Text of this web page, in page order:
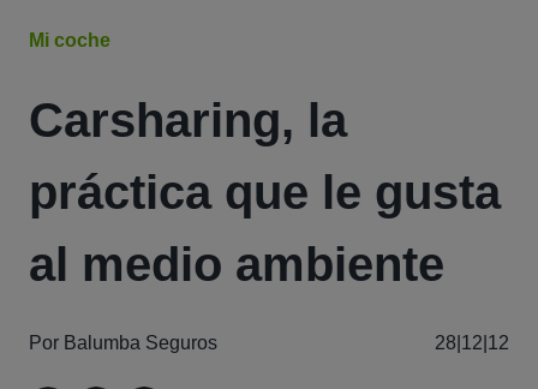
Mi coche
Carsharing, la
práctica que le gusta
al medio ambiente
Por Balumba Seguros 28|12|12